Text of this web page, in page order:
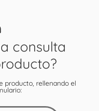
consulta
producto, rellenando el